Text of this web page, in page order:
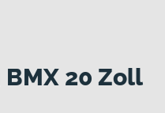
20 Zoll